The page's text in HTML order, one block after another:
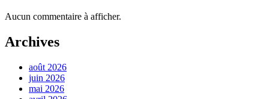
Aucun commentaire à afficher.
Archives
août 2026
juin 2026
mai 2026